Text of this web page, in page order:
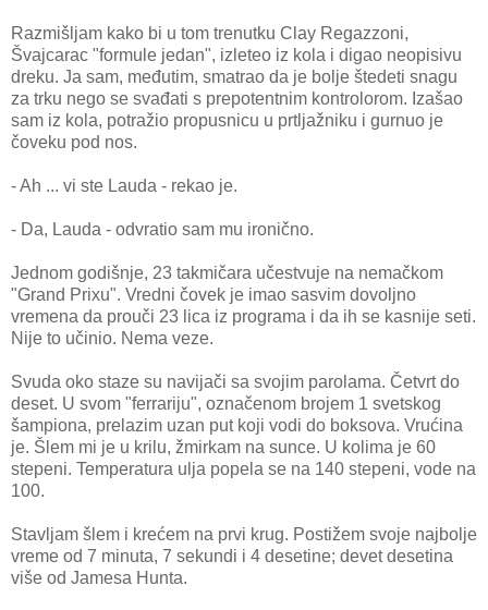
Razmišljam kako bi u tom trenutku Clay Regazzoni,
Švajcarac "formule jedan", izleteo iz kola i digao neopisivu
dreku. Ja sam, međutim, smatrao da je bolje štedeti snagu
za trku nego se svađati s prepotentnim kontrolorom. Izašao
sam iz kola, potražio propusnicu u prtljažniku i gurnuo je
čoveku pod nos.
- Ah ... vi ste Lauda - rekao je.
- Da, Lauda - odvratio sam mu ironično.
Jednom godišnje, 23 takmičara učestvuje na nemačkom
"Grand Prixu". Vredni čovek je imao sasvim dovoljno
vremena da prouči 23 lica iz programa i da ih se kasnije seti.
Nije to učinio. Nema veze.
Svuda oko staze su navijači sa svojim parolama. Četvrt do
deset. U svom "ferrariju", označenom brojem 1 svetskog
šampiona, prelazim uzan put koji vodi do boksova. Vrućina
je. Šlem mi je u krilu, žmirkam na sunce. U kolima je 60
stepeni. Temperatura ulja popela se na 140 stepeni, vode na
100.
Stavljam šlem i krećem na prvi krug. Postižem svoje najbolje
vreme od 7 minuta, 7 sekundi i 4 desetine; devet desetina
više od Jamesa Hunta.